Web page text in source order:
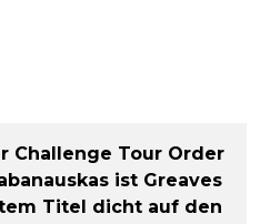
Challenge Tour Order
ist Greaves
Titel dicht auf den